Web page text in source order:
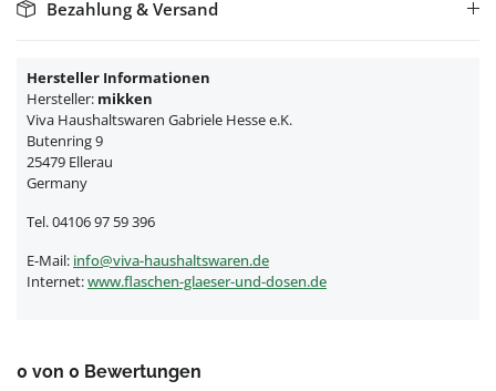
Bezahlung & Versand
Hersteller Informationen
Hersteller: mikken
Viva Haushaltswaren Gabriele Hesse e.K.
Butenring 9
25479 Ellerau
Germany
Tel. 04106 97 59 396
E-Mail: info@viva-haushaltswaren.de
Internet:www.flaschen-glaeser-und-dosen.de
0 von 0 Bewertungen